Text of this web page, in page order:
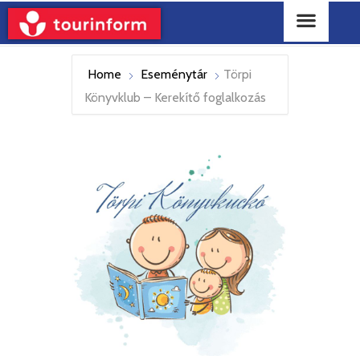
Home Eseménytár
Törpi
Könyvklub – Kerekítő foglalkozás